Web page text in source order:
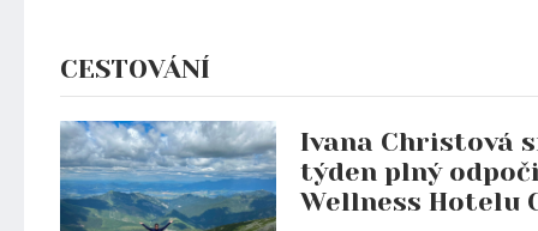
CESTOVÁNÍ
Ivana Christová
týden plný
Wellness Hotelu